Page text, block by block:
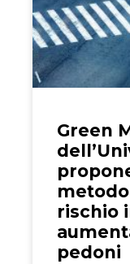
Green
rischio
pedoni